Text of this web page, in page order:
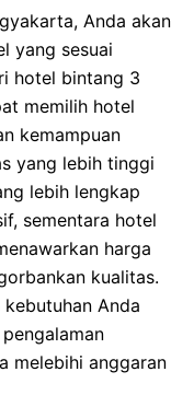
Anda akan
yang sesuai
hotel bintang 3
memilih hotel
kemampuan
yang lebih tinggi
lebih lengkap
sementara hotel
harga
kualitas.
Anda
melebihi anggaran